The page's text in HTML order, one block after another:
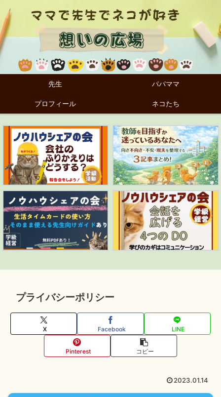
先生 パパママ
プロフィール ネコたち
プライバシーポリシー
X Facebook LINE
Pinterest コピー
2023.01.14